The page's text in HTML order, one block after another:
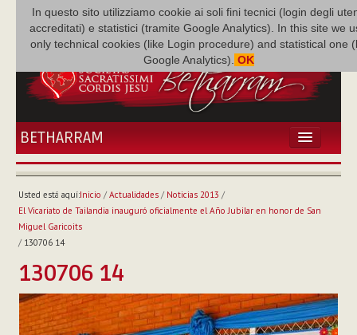
In questo sito utilizziamo cookie ai soli fini tecnici (login degli
accreditati) e statistici (tramite Google Analytics). In this site we
only technical cookies (like Login procedure) and statistical one
Google Analytics). OK
BETHARRAM
INICIO
BETHARRAM
FAMILIA
MISIÓN
NEF
MULTIMEDIA
P. AUGUSTO ETCHECOPAR
Usted está aquí:Inicio / Actualidades/ Noticias 2013 /
El Vicariato de Tailandia inauguró oficialmente el Año Jubilar en honor de San
Miguel Garicoits
/ 130706 14
130706 14